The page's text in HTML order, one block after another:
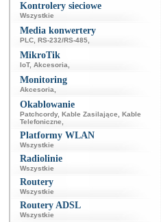
Kontrolery sieciowe
Wszystkie
Media konwertery
PLC RS-232/RS-485
MikroTik
IoT, Akcesoria
Monitoring
Akcesoria
Okablowanie
Patchcordy, Kable Zasilające
Kable
Telefoniczne
Platformy WLAN
Wszystkie
Radiolinie
Wszystkie
Routery
Wszystkie
Routery ADSL
Wszystkie